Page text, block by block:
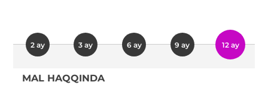
2 ay 3 ay 6 ay 9 ay 12 ay
MAL HAQQINDA